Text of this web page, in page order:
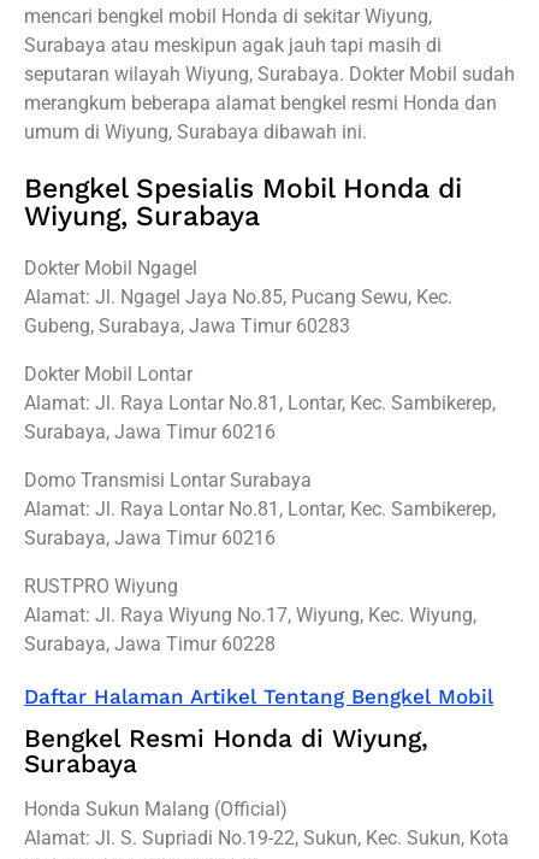
mencari bengkel mobil Honda di sekitar Wiyung,
Surabaya atau meskipun agak jauh tapi masih di
seputaran wilayah Wiyung, Surabaya. Dokter Mobil sudah
merangkum beberapa alamat bengkel resmi Honda dan
umum di Wiyung, Surabaya dibawah ini.
Bengkel Spesialis Mobil Honda di
Wiyung, Surabaya
Dokter Mobil Ngagel
Alamat: Jl. Ngagel Jaya No.85, Pucang Sewu, Kec.
Gubeng, Surabaya, Jawa Timur 60283
Dokter Mobil Lontar
Alamat: Jl. Raya Lontar No.81, Lontar, Kec. Sambikerep,
Surabaya, Jawa Timur 60216
Domo Transmisi Lontar Surabaya
Alamat: Jl. Raya Lontar No.81, Lontar, Kec. Sambikerep,
Surabaya, Jawa Timur 60216
RUSTPRO Wiyung
Alamat: Jl. Raya Wiyung No.17, Wiyung, Kec. Wiyung,
Surabaya, Jawa Timur 60228
Daftar Halaman Artikel Tentang Bengkel Mobil
Bengkel Resmi Honda di Wiyung,
Surabaya
Honda Sukun Malang (Official)
Alamat: Jl. S. Supriadi No.19-22, Sukun, Kec. Sukun, Kota